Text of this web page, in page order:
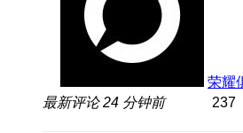
荣耀
最新评论24 分钟前 237